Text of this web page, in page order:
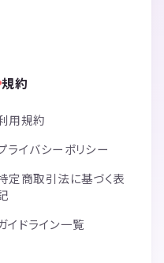
規約
用規約
ライバシーポリシー
定商取引法に基づく表
イドライン一覧